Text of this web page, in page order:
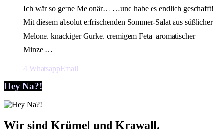
Ich wär so gerne Melonär… …und habe es endlich geschafft!
Mit diesem absolut erfrischenden Sommer-Salat aus süßlicher
Melone, knackiger Gurke, cremigem Feta, aromatischer
Minze …
4 WhatsappEmail
Hey Na?!
Wir sind Krümel und Krawall.